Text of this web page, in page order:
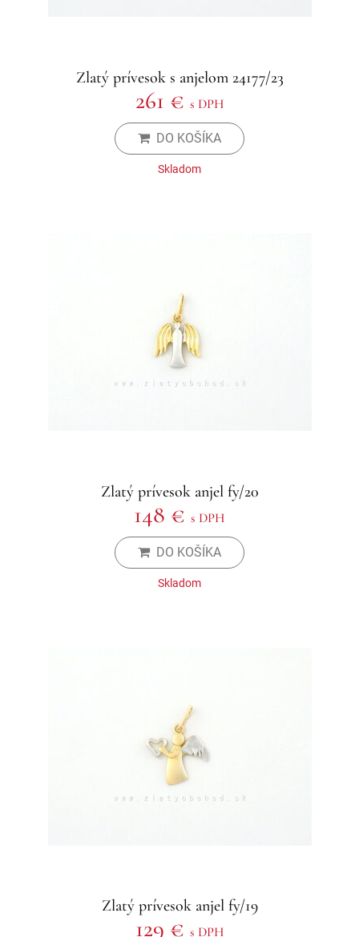
Zlatý prívesok s anjelom 24177/23
261 € s DPH
DO KOŠÍKA
Skladom
Zlatý prívesok anjel fy/20
148 € s DPH
DO KOŠÍKA
Skladom
Zlatý prívesok anjel fy/19
129 € s DPH